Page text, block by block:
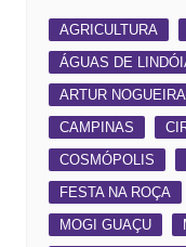
AGRICULTURA
ÁGUAS DE
ARTUR NOGUEIRA
CAMPINAS
COSMÓPOLIS
FESTA NA ROÇA
MOGI GUAÇU